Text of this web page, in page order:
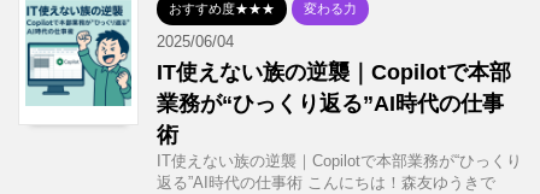
おすすめ度★★★ 変わる力
2025/06/04
IT使えない族の逆襲｜Copilotで本部
業務が“ひっくり返る”AI時代の仕事
術
IT使えない族の逆襲｜Copilotで本部業務が“ひっくり
返る”AI時代の仕事術 こんにちは！森友ゆうきで